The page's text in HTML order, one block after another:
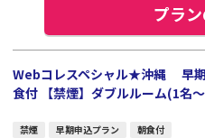
プラ
Webコレスペシャル★沖縄 早
食付 【禁煙】ダブルルーム(1名
禁煙 早期申込プラン 朝食付